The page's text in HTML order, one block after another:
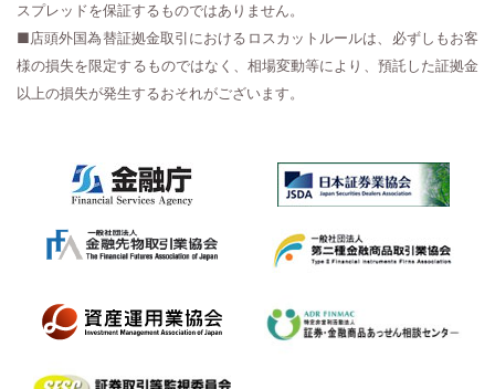
スプレッドを保証するものではありません。
■店頭外国為替証拠金取引におけるロスカットルールは、必ずしもお客
様の損失を限定するものではなく、相場変動等により、預託した証拠金
以上の損失が発生するおそれがございます。